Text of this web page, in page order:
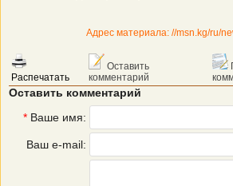
Адрес материала: //msn.kg/ru/
Распечатать
Оставить
комментарий
Оставить комментарий
* Ваше имя:
Ваш e-mail: